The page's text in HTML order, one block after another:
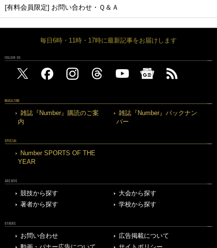
[有料会員限定] お問い合わせ・Ｑ＆Ａ
毎日6時・11時・17時に最新記事をお届けします
FOLLOW US
MAGAZINE
雑誌『Number』購読のご案
内
雑誌『Number』バックナン
バー
SPECIAL
Number SPORTS OF THE
YEAR
ARCHIVE
競技から探す
大会から探す
著者から探す
学校から探す
OTHERS
お問い合わせ
広告掲載について